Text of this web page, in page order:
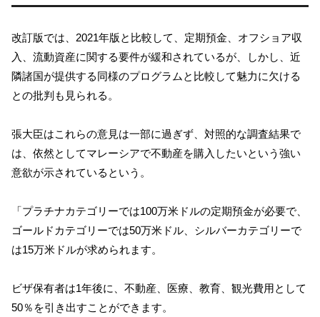
改訂版では、2021年版と比較して、定期預金、オフショア収
入、流動資産に関する要件が緩和されているが、しかし、近
隣諸国が提供する同様のプログラムと比較して魅力に欠ける
との批判も見られる。
張大臣はこれらの意見は一部に過ぎず、対照的な調査結果で
は、依然としてマレーシアで不動産を購入したいという強い
意欲が示されているという。
「プラチナカテゴリーでは100万米ドルの定期預金が必要で、
ゴールドカテゴリーでは50万米ドル、シルバーカテゴリーで
は15万米ドルが求められます。
ビザ保有者は1年後に、不動産、医療、教育、観光費用として
50％を引き出すことができます。